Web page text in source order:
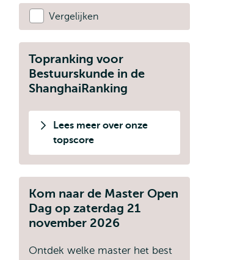
Vergelijken
Topranking voor
Bestuurskunde in de
ShanghaiRanking
Lees meer over onze
topscore
Kom naar de Master Open
Dag op zaterdag 21
november 2026
Ontdek welke master het best